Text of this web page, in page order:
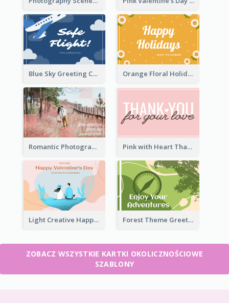
Blue Sky Greeting Card Orange Floral Holidays Celebration Card
Romantic Photography Greeting Card Pink with Heart Thank You Card
Light Creative Happy Valentine's Day Greeting Card Forest Theme Greeting Card
ZOBACZ WSZYSTKIE KARTKI OKOLICZNOŚCIOWE
SZABLONY